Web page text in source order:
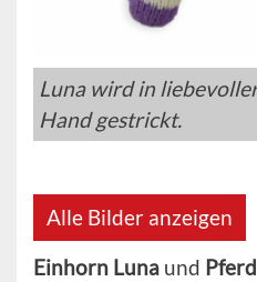
Luna wird in
Hand gestrickt.
Alle Bilder anzeigen
Einhorn Luna und